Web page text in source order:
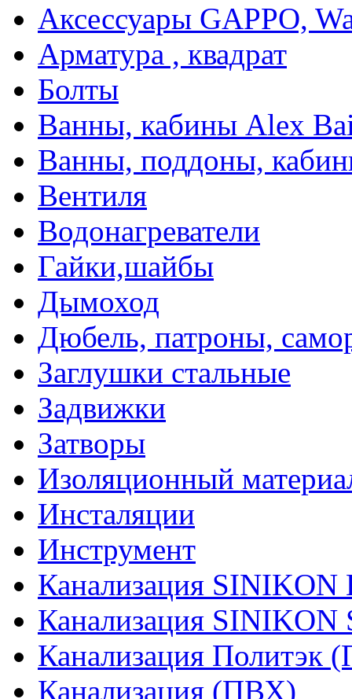
Аксессуары GAPPO,
Арматура , квадрат
Болты
Ванны, кабины Alex
Ванны, поддоны,
Вентиля
Водонагреватели
Гайки,шайбы
Дымоход
Дюбель, патроны,
Заглушки стальные
Задвижки
Затворы
Изоляционный
Инсталяции
Инструмент
Канализация SINIKON
Канализация SINIKON
Канализация Политэк
Канализация (ПВХ)